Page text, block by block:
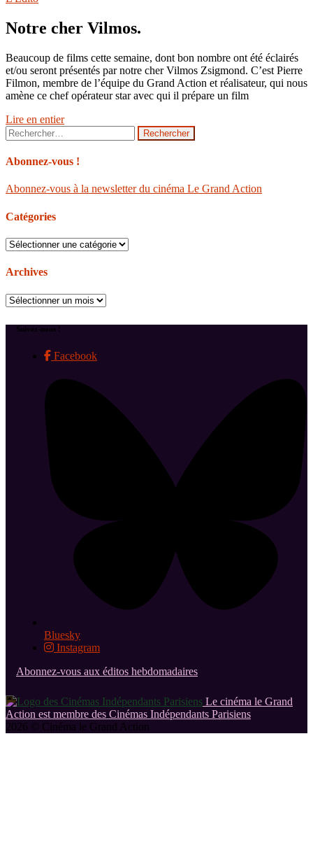
Notre cher Vilmos.
Beaucoup de films cette semaine, dont bon nombre ont été éclairés
et/ou seront présentés par notre cher Vilmos Zsigmond. C’est Pierre
Filmon, membre de l’équipe du Grand Action et réalisateur, qui nous
amène ce chef opérateur star avec qui il prépare un film
Lire en entier
Rechercher :
Abonnez-vous !
Abonnez-vous à la newsletter du cinéma Le Grand Action
Catégories
Catégories
Archives
Archives
Suivez-nous !
Facebook
Bluesky
Instagram
Abonnez-vous aux éditos hebdomadaires
Le cinéma le Grand
Action est membre des Cinémas Indépendants Parisiens
2026 © Cinéma le Grand Action